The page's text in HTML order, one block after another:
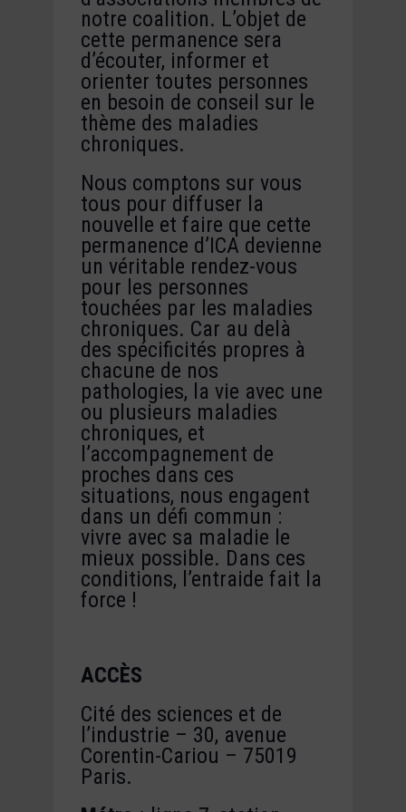
notre coalition. L’objet de
cette permanence sera
d’écouter, informer et
orienter toutes personnes
en besoin de conseil sur le
thème des maladies
chroniques.
Nous comptons sur vous
tous pour diffuser la
nouvelle et faire que cette
permanence d’ICA devienne
un véritable rendez-vous
pour les personnes
touchées par les maladies
chroniques. Car au delà
des spécificités propres à
chacune de nos
pathologies, la vie avec une
ou plusieurs maladies
chroniques, et
l’accompagnement de
proches dans ces
situations, nous engagent
dans un défi commun :
vivre avec sa maladie le
mieux possible. Dans ces
conditions, l’entraide fait la
force !
ACCÈS
Cité des sciences et de
l’industrie – 30, avenue
Corentin-Cariou – 75019
Paris.